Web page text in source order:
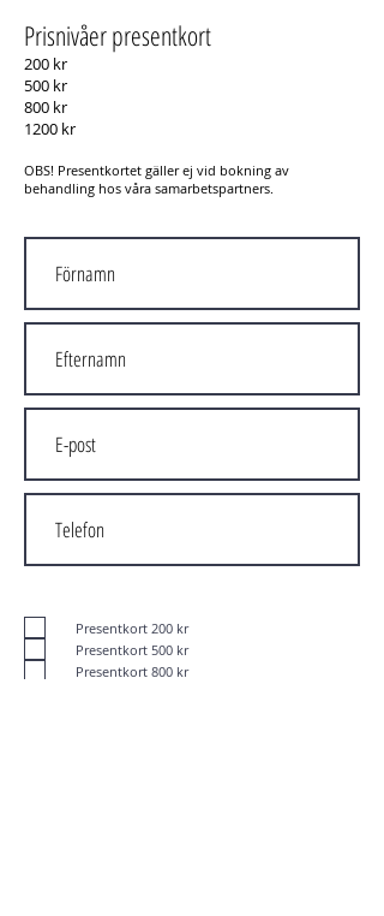
Prisnivåer presentkort
200 kr
500 kr
800 kr
1200 kr
OBS! Presentkortet gäller ej vid bokning av
behandling hos våra samarbetspartners.
Presentkort 200 kr
Presentkort 500 kr
Presentkort 800 kr